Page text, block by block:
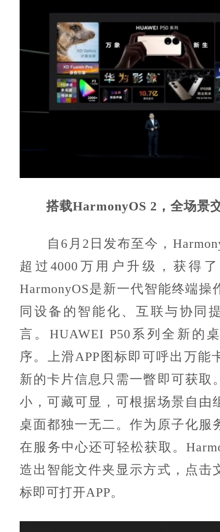
搭载HarmonyOS 2，全场景
自6月2日发布至今，
超过4000万用户升级，获得
HarmonyOS是新一代智能终端操
同设备的智能化、互联与协同
言。HUAWEI P50系列全新的
序。上滑APP图标即可呼出万能
新的卡片信息只需一瞥即可获取
小，可藏可显，可根据场景自由
桌面都独一无二。作为原子化服
在服务中心还可轻松获取。
造出智能文件夹显示方式，点击
标即可打开APP。